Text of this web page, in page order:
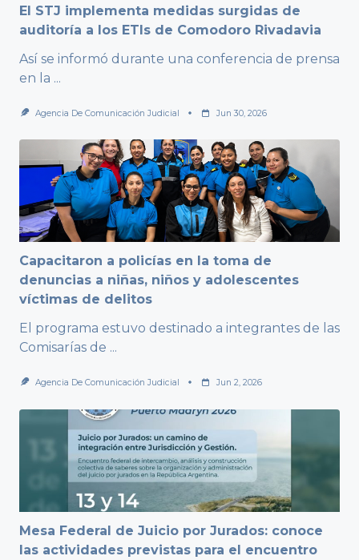
El STJ implementa medidas surgidas de
auditoría a los ETIs de Comodoro Rivadavia
Así se informó durante una conferencia de prensa
en la ...
Agencia De Comunicación Judicial Jun 30, 2026
Capacitaron a policías en la toma de
denuncias a niñas, niños y adolescentes
víctimas de delitos
El programa estuvo destinado a integrantes de las
Comisarías de ...
Agencia De Comunicación Judicial Jun 2, 2026
Mesa Federal de Juicio por Jurados: conoce
las actividades previstas para el encuentro